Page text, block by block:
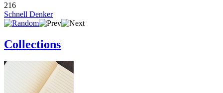
216
Schnell Denker
Collections